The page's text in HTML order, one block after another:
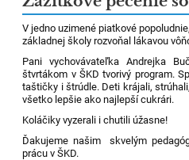
V jedno uzimené piatkové
základnej školy rozvoňal lákavou
Pani vychovávateľka Andrejka
štvrtákom v ŠKD tvorivý program.
taštičky i štrúdle. Deti krájali,
všetko lepšie ako najlepší cukrári.
Koláčiky vyzerali i chutili úžasne!
Ďakujeme našim skvelým
prácu v ŠKD.